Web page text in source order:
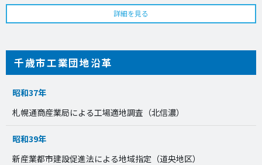
詳細を見る
千歳市工業団地沿革
昭和37年
札幌通商産業局による工場適地調査（北信濃）
昭和39年
新産業都市建設促進法による地域指定（道央地区）